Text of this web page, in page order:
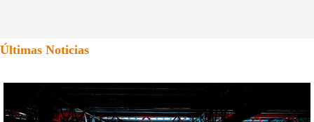
Últimas Noticias